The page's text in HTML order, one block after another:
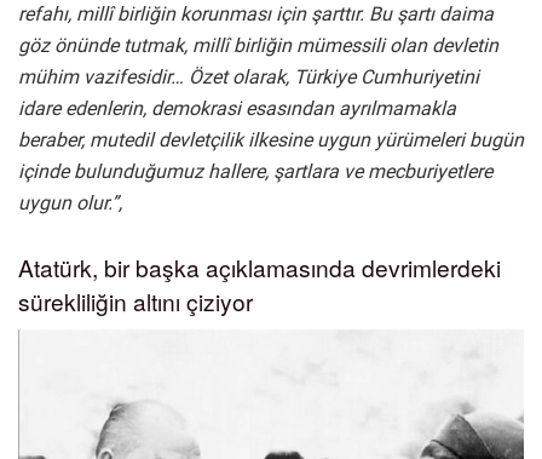
refahı, millî birliğin korunması için şarttır. Bu şartı daima
göz önünde tutmak, millî birliğin mümessili olan devletin
mühim vazifesidir… Özet olarak, Türkiye Cumhuriyetini
idare edenlerin, demokrasi esasından ayrılmamakla
beraber, mutedil devletçilik ilkesine uygun yürümeleri bugün
içinde bulunduğumuz hallere, şartlara ve mecburiyetlere
uygun olur.”,
Atatürk, bir başka açıklamasında devrimlerdeki
sürekliliğin altını çiziyor